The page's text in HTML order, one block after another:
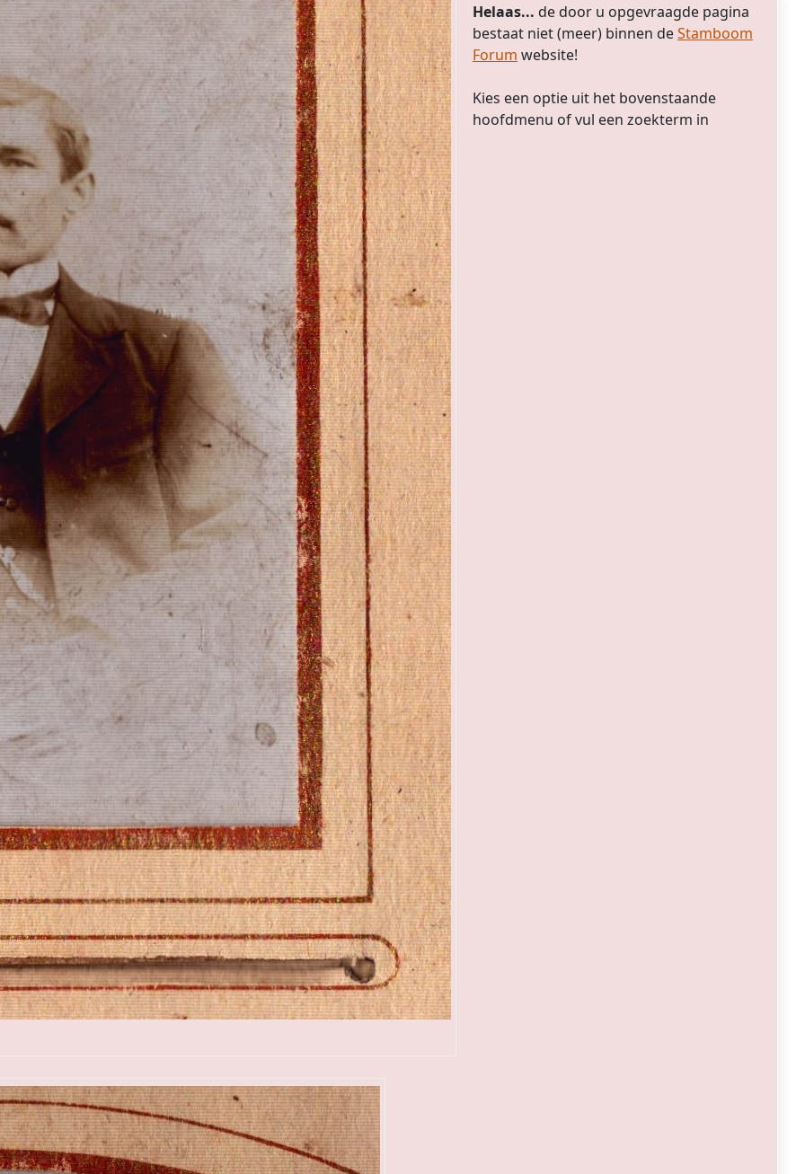
Helaas... de door u opgevraagde pagina
bestaat niet (meer) binnen deStamboom
Forum website!
Kies een optie uit het bovenstaande
hoofdmenu of vul een zoekterm in